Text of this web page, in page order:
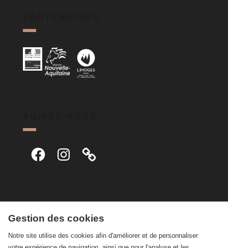
FacebookInstagram
Gestion des cookies
Notre site utilise des cookies afin d'améliorer et de personnaliser